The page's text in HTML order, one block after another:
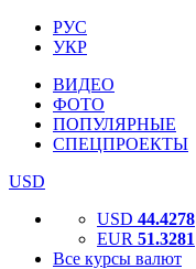
РУС
УКР
ВИДЕО
ФОТО
ПОПУЛЯРНЫЕ
СПЕЦПРОЕКТЫ
USD
USD 44.4278
EUR 51.3281
Все курсы валют